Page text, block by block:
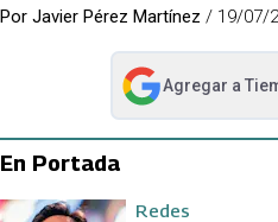
Por Javier Pérez Martínez / 19/07/
Agregar a
abre en nueva
En Portada
Redes